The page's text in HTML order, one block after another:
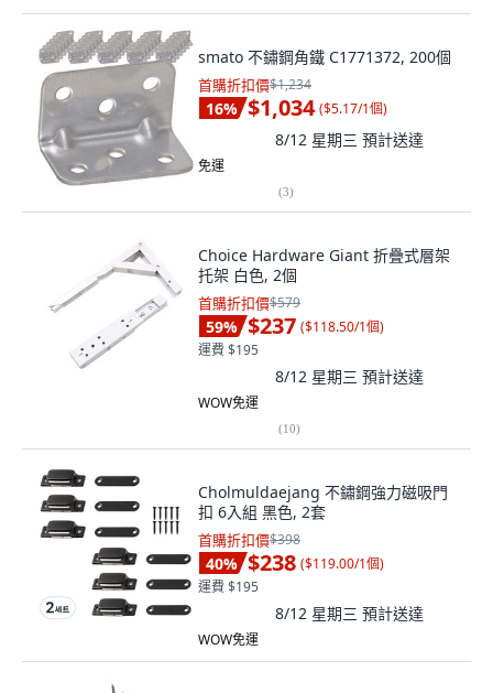
smato 不鏽鋼角鐵 C1771372, 200個
首購折扣價$1,234
16% $1,034 ($5.17/1個)
8/12 星期三 預計送達
免運
(3)
Choice Hardware Giant 折疊式層架
托架 白色, 2個
首購折扣價$579
59% $237 ($118.50/1個)
運費 $195
8/12 星期三 預計送達
WOW免運
(10)
Cholmuldaejang 不鏽鋼強力磁吸門
扣 6入組 黑色, 2套
首購折扣價$398
40% $238 ($119.00/1個)
運費 $195
8/12 星期三 預計送達
WOW免運